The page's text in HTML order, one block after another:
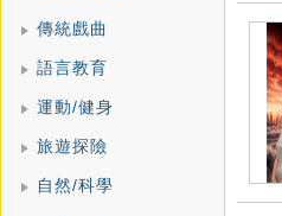
傳統戲曲
語言教育
運動/健身
旅遊探險
自然/科學